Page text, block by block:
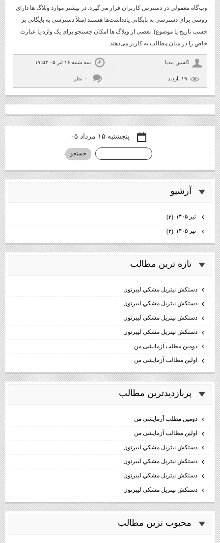
وب‌گاه معمولی در دسترس کاربران قرار می‌گیرد. در بیشتر موارد وبلاگ ها دارای
روشی برای دسترسی به بایگانی یادداشت‌ها هستند (مثلاً دسترسی به بایگانی بر
حسب تاریخ یا موضوع). بعضی از وبلاگ ها امکان جستجو برای یک واژه یا عبارت
خاص را در میان مطالب به کاربر می‌دهند.
اكسين مديا سه شنبه ۱۶ تیر ۰۵ ۱۷:۵۳
۰ نظر
پنجشنبه ۱۵ مرداد ۰۵
آرشيو
تیر ۱۴۰۵
(۲)
تیر ۱۴۰۵
(۲)
تازه ترين مطالب
دستكش نيتريل مشكي ليبرتون
دستكش نيتريل مشكي ليبرتون
دستكش نيتريل مشكي ليبرتون
دستكش نيتريل مشكي ليبرتون
دومین مطلب آزمایشی من
اولین مطالب آزمایشی من
پربازديدترين مطالب
دومین مطلب آزمایشی من
اولین مطالب آزمایشی من
دستكش نيتريل مشكي ليبرتون
دستكش نيتريل مشكي ليبرتون
دستكش نيتريل مشكي ليبرتون
دستكش نيتريل مشكي ليبرتون
محبوب ترين مطالب